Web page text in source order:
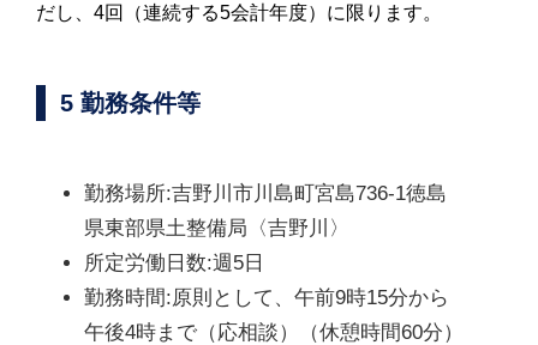
だし、4回（連続する5会計年度）に限ります。
5 勤務条件等
勤務場所:吉野川市川島町宮島736-1徳島
県東部県土整備局〈吉野川〉
所定労働日数:週5日
勤務時間:原則として、午前9時15分から
午後4時まで（応相談）（休憩時間60分）